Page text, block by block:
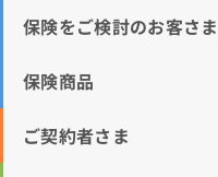
保険をご検討のお客さま
保険商品
ご契約者さま